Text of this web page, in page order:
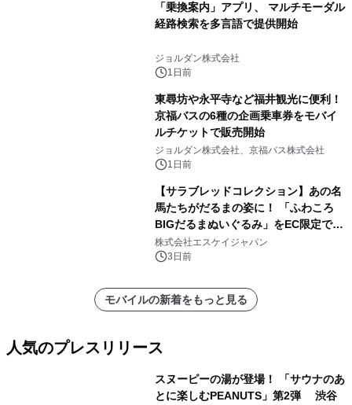
「乗換案内」アプリ、 マルチモーダル
経路検索を多言語で提供開始
ジョルダン株式会社
1日前
東尋坊や永平寺など福井観光に便利！
京福バスの6種の企画乗車券をモバイ
ルチケットで販売開始
ジョルダン株式会社、京福バス株式会社
1日前
【サラブレッドコレクション】あの名
馬たちがだるまの姿に！ 「ふわころ
BIGだるまぬいぐるみ」をEC限定で受
注販売開始
株式会社エスケイジャパン
3日前
モバイルの新着をもっと見る
人気のプレスリリース
スヌーピーの湯が登場！ 「サウナのあ
とに楽しむPEANUTS」第2弾 渋谷